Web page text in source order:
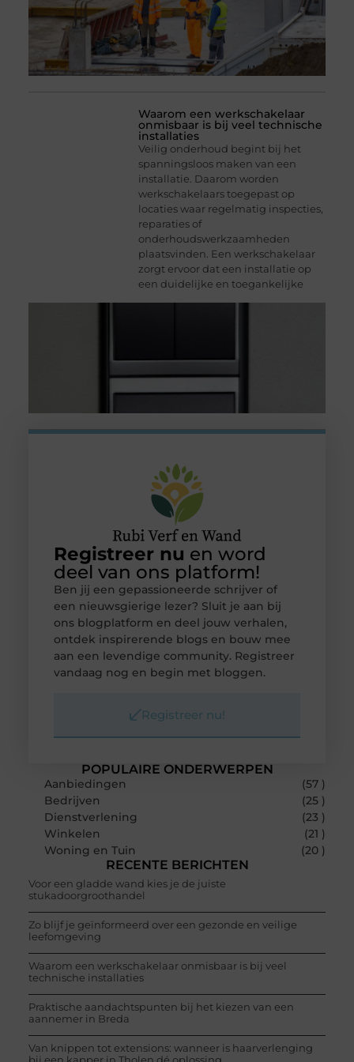
Waarom een werkschakelaar
onmisbaar is bij veel technische
installaties
Veilig onderhoud begint bij het
spanningsloos maken van een
installatie. Daarom worden
werkschakelaars toegepast op
locaties waar regelmatig inspecties,
reparaties of
onderhoudswerkzaamheden
plaatsvinden. Een werkschakelaar
zorgt ervoor dat een installatie op
een duidelijke en toegankelijke
POPULAIRE ONDERWERPEN
Aanbiedingen
(57 )
Bedrijven
(25 )
Dienstverlening
(23 )
Winkelen
(21 )
Woning en Tuin
(20 )
RECENTE BERICHTEN
Voor een gladde wand kies je de juiste
stukadoorgroothandel
Zo blijf je geïnformeerd over een gezonde en veilige
leefomgeving
Waarom een werkschakelaar onmisbaar is bij veel
technische installaties
Praktische aandachtspunten bij het kiezen van een
aannemer in Breda
Van knippen tot extensions: wanneer is haarverlenging
bij een kapper in Tholen dé oplossing
Registreer nu en word
deel van ons platform!
Ben jij een gepassioneerde schrijver of
een nieuwsgierige lezer? Sluit je aan bij
ons blogplatform en deel jouw verhalen,
ontdek inspirerende blogs en bouw mee
aan een levendige community. Registreer
vandaag nog en begin met bloggen.
Registreer nu!